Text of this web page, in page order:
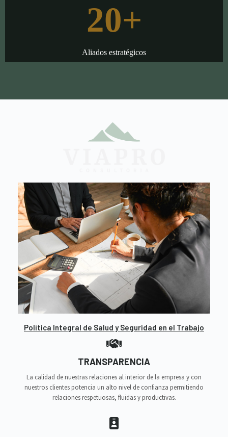
20+
Aliados estratégicos
TRANSPARENCIA
La calidad de nuestras relaciones al interior de la empresa y con
nuestros clientes potencia un alto nivel de confianza permitiendo
relaciones respetuosas, fluidas y productivas.
Política Integral de Salud y Seguridad en el Trabajo